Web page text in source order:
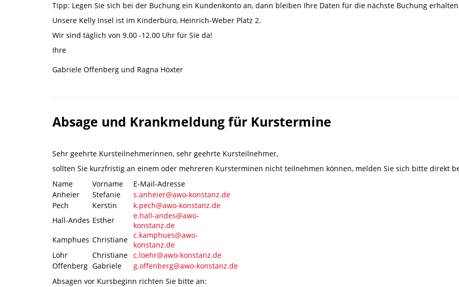
Tipp: Legen Sie sich bei der Buchung ein Kundenkonto an, dann bleiben Ihre Daten für die nächste Buchung
Unsere Kelly Insel ist im Kinderbüro, Heinrich-Weber Platz 2.
Wir sind täglich von 9.00 -12.00 Uhr für Sie da!
Ihre
Gabriele Offenberg und Ragna Höxter
Absage und Krankmeldung für Kurstermine
Sehr geehrte Kursteilnehmerinnen, sehr geehrte Kursteilnehmer,
sollten Sie kurzfristig an einem oder mehreren Kursterminen nicht teilnehmen können, melden Sie sich bitte direkt
Name
Vorname
E-Mail-Adresse
Anheier
Stefanie
s.anheier@awo-konstanz.de
Pech
Kerstin
k.pech@awo-konstanz.de
Hall-Andes Esther
e.hall-andes@awo-
konstanz.de
Kamphues Christiane c.kamphues@awo-
konstanz.de
Löhr
Christiane c.loehr@awo-konstanz.de
Offenberg Gabriele
g.offenberg@awo-konstanz.de
Absagen vor Kursbeginn richten Sie bitte an: